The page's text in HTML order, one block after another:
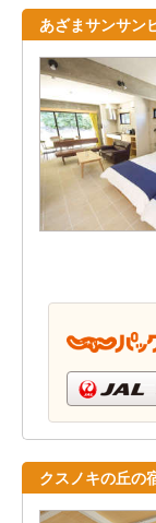
あざまサンサン
クスノキの丘の